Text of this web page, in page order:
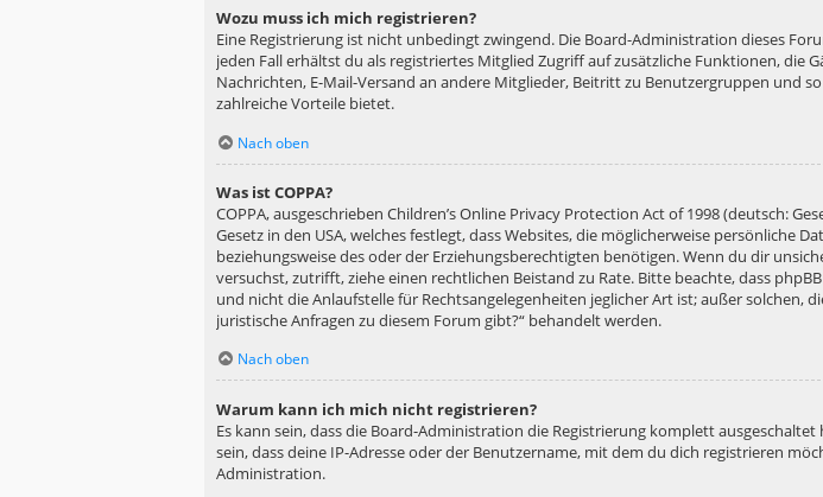
Wozu muss ich mich registrieren?
Eine Registrierung ist nicht unbedingt zwingend. Die Board-Administration dieses
jeden Fall erhältst du als registriertes Mitglied Zugriff auf zusätzliche Funktionen, die
Nachrichten, E-Mail-Versand an andere Mitglieder, Beitritt zu Benutzergruppen und
zahlreiche Vorteile bietet.
Nach oben
Was ist COPPA?
COPPA, ausgeschrieben Children’s Online Privacy Protection Act of 1998 (deutsch:
Gesetz in den USA, welches festlegt, dass Websites, die möglicherweise persönliche
beziehungsweise des oder der Erziehungsberechtigten benötigen. Wenn du dir
versuchst, zutrifft, ziehe einen rechtlichen Beistand zu Rate. Bitte beachte, dass
und nicht die Anlaufstelle für Rechtsangelegenheiten jeglicher Art ist; außer solchen,
juristische Anfragen zu diesem Forum gibt?“ behandelt werden.
Nach oben
Warum kann ich mich nicht registrieren?
Es kann sein, dass die Board-Administration die Registrierung komplett
sein, dass deine IP-Adresse oder der Benutzername, mit dem du dich registrieren
Administration.